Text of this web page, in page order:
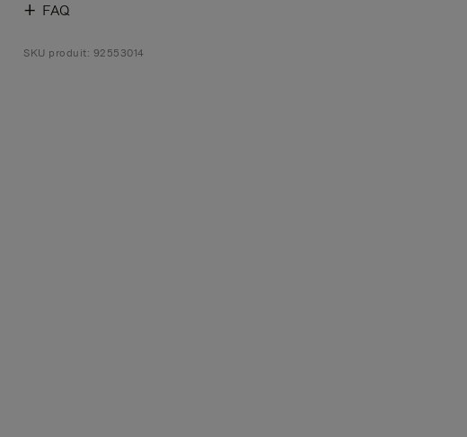
FAQ
SKU produit: 92553014